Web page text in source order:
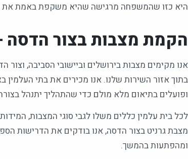
היא כזו שהמשפחה מרגישה שהיא משקפת באמת את
הקמת מצבות בצור הדסה
בתוך אזור השירות שלנו. אנו מכירים את בתי
ופועלים בתיאום מלא מולם כדי שהתהליך יתנהל
לכל בית עלמין כללים משלו לגבי סוגי המצבות,
מצבת גרניט בצור הדסה, אנו בודקים את הדרישות
ומהפתעות בהמשך.